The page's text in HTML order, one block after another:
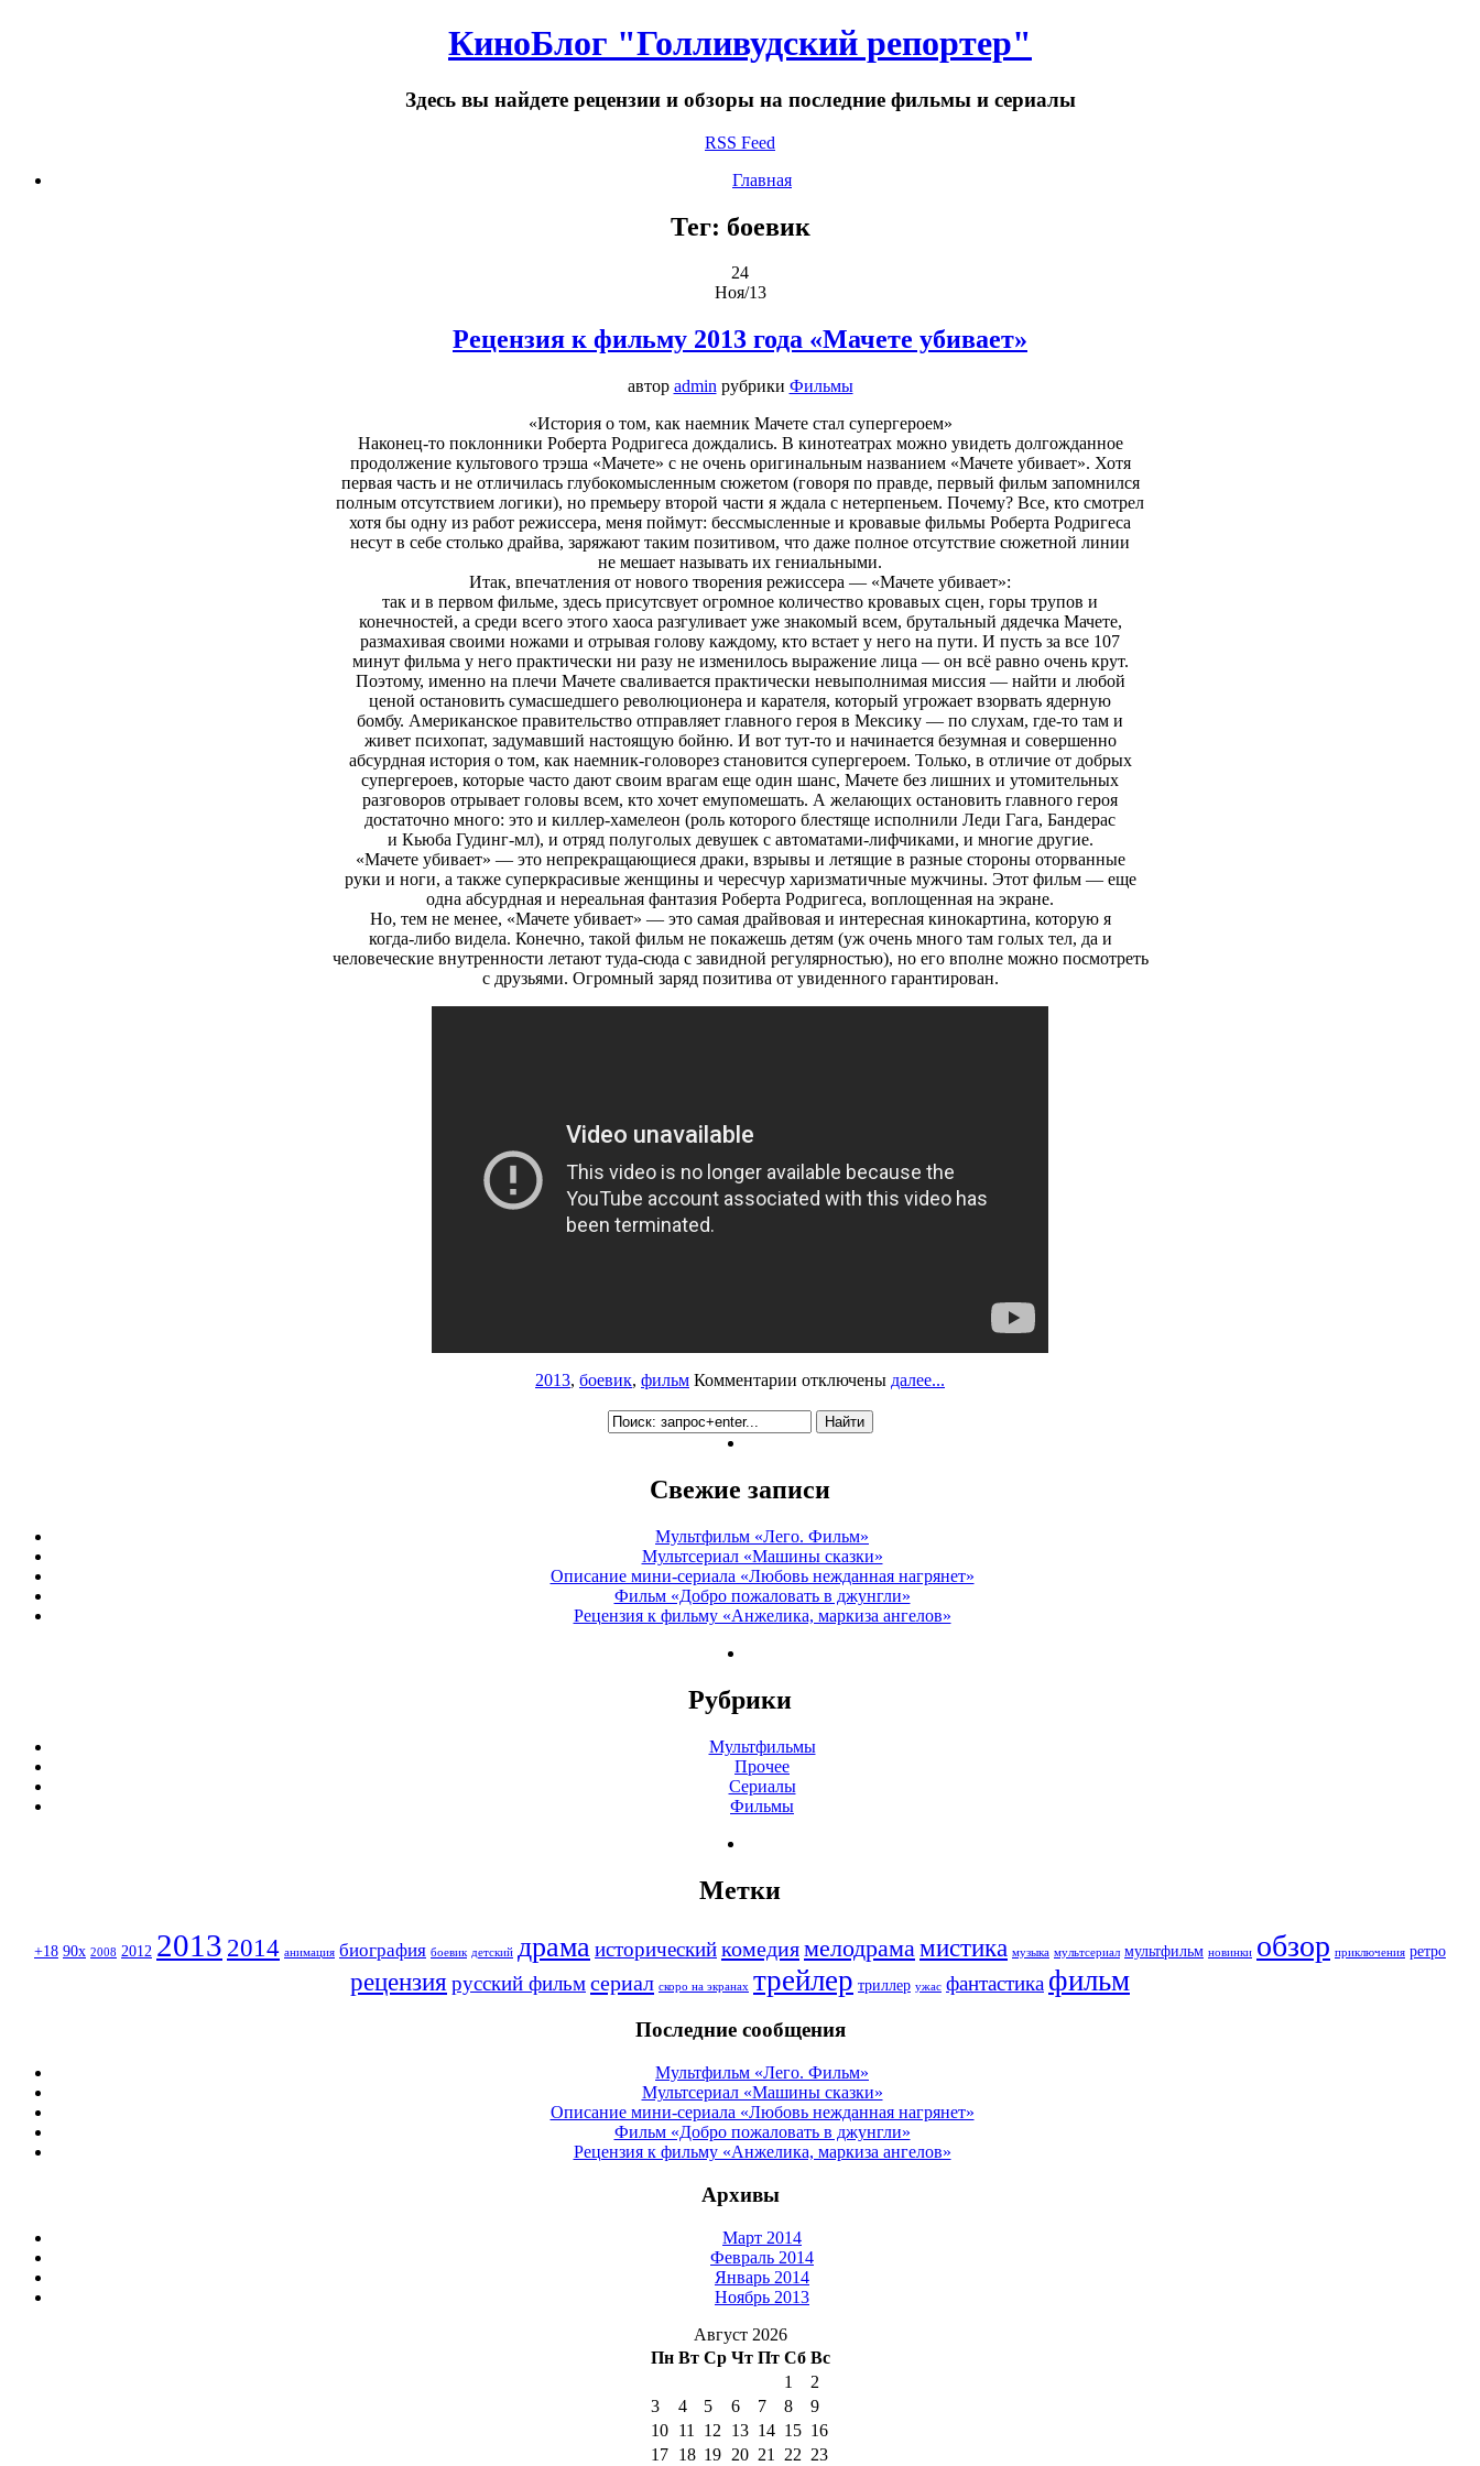
КиноБлог "Голливудский репортер"
Здесь вы найдете рецензии и обзоры на последние фильмы и сериалы
RSS Feed
Главная
Тег: боевик
24
Ноя/13
Рецензия к фильму 2013 года «Мачете убивает»
автор admin рубрики Фильмы
«История о том, как наемник Мачете стал супергероем»
Наконец-то поклонники Роберта Родригеса дождались. В кинотеатрах можно увидеть долгожданное
продолжение культового трэша «Мачете» с не очень оригинальным названием «Мачете убивает». Хотя
первая часть и не отличилась глубокомысленным сюжетом (говоря по правде, первый фильм запомнился
полным отсутствием логики), но премьеру второй части я ждала с нетерпеньем. Почему? Все, кто смотрел
хотя бы одну из работ режиссера, меня поймут: бессмысленные и кровавые фильмы Роберта Родригеса
несут в себе столько драйва, заряжают таким позитивом, что даже полное отсутствие сюжетной линии
не мешает называть их гениальными.
Итак, впечатления от нового творения режиссера — «Мачете убивает»:
так и в первом фильме, здесь присутсвует огромное количество кровавых сцен, горы трупов и
конечностей, а среди всего этого хаоса разгуливает уже знакомый всем, брутальный дядечка Мачете,
размахивая своими ножами и отрывая голову каждому, кто встает у него на пути. И пусть за все 107
минут фильма у него практически ни разу не изменилось выражение лица — он всё равно очень крут.
Поэтому, именно на плечи Мачете сваливается практически невыполнимая миссия — найти и любой
ценой остановить сумасшедшего революционера и карателя, который угрожает взорвать ядерную
бомбу. Американское правительство отправляет главного героя в Мексику — по слухам, где-то там и
живет психопат, задумавший настоящую бойню. И вот тут-то и начинается безумная и совершенно
абсурдная история о том, как наемник-головорез становится супергероем. Только, в отличие от добрых
супергероев, которые часто дают своим врагам еще один шанс, Мачете без лишних и утомительных
разговоров отрывает головы всем, кто хочет емупомешать. А желающих остановить главного героя
достаточно много: это и киллер-хамелеон (роль которого блестяще исполнили Леди Гага, Бандерас
и Кьюба Гудинг-мл), и отряд полуголых девушек с автоматами-лифчиками, и многие другие.
«Мачете убивает» — это непрекращающиеся драки, взрывы и летящие в разные стороны оторванные
руки и ноги, а также суперкрасивые женщины и чересчур харизматичные мужчины. Этот фильм — еще
одна абсурдная и нереальная фантазия Роберта Родригеса, воплощенная на экране.
Но, тем не менее, «Мачете убивает» — это самая драйвовая и интересная кинокартина, которую я
когда-либо видела. Конечно, такой фильм не покажешь детям (уж очень много там голых тел, да и
человеческие внутренности летают туда-сюда с завидной регулярностью), но его вполне можно посмотреть
с друзьями. Огромный заряд позитива от увиденного гарантирован.
2013, боевик, фильм Комментарии к
Рецензия
к
года
убивает»
отключены далее...
Свежие записи
Мультфильм «Лего. Фильм»
Мультсериал «Машины сказки»
Описание мини-сериала «Любовь нежданная нагрянет»
Фильм «Добро пожаловать в джунгли»
Рецензия к фильму «Анжелика, маркиза ангелов»
Рубрики
Мультфильмы
Прочее
Сериалы
Фильмы
Метки
+18 90x 2008 2012 2013 2014 анимация биография боевик детский драма историческийкомедиямелодрама мистика музыка мультсериал мультфильм новинки обзор приключения ретро
рецензия русский фильмсериал скоро на экранах трейлер триллер ужас фантастика фильм
Последние сообщения
Мультфильм «Лего. Фильм»
Мультсериал «Машины сказки»
Описание мини-сериала «Любовь нежданная нагрянет»
Фильм «Добро пожаловать в джунгли»
Рецензия к фильму «Анжелика, маркиза ангелов»
Архивы
Март 2014
Февраль 2014
Январь 2014
Ноябрь 2013
Август 2026
Пн Вт Ср Чт Пт Сб Вс
1
2
3
4 5 6 7 8
9
10
11 12 13 14 15 16
17
18 19 20 21 22 23